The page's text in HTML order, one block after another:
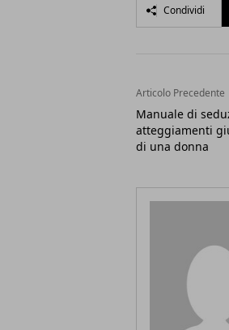
Condividi
Articolo Precedente
Manuale di
atteggiamenti
di una donna